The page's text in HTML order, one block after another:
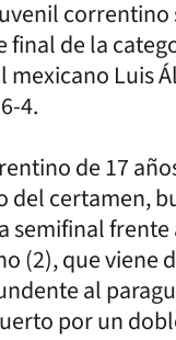
correntino
final de la
mexicano Luis
4.
de 17
del certamen,
semifinal
(2), que viene
al
por un